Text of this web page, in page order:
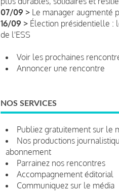
07/09 > Le manager augmenté
16/09 > Élection présidentielle :
de l'ESS
Voir les prochaines
Annoncer une rencontre
NOS SERVICES
Publiez gratuitement sur le
Nos productions
abonnement
Parrainez nos rencontres
Accompagnement éditorial
Communiquez sur le média